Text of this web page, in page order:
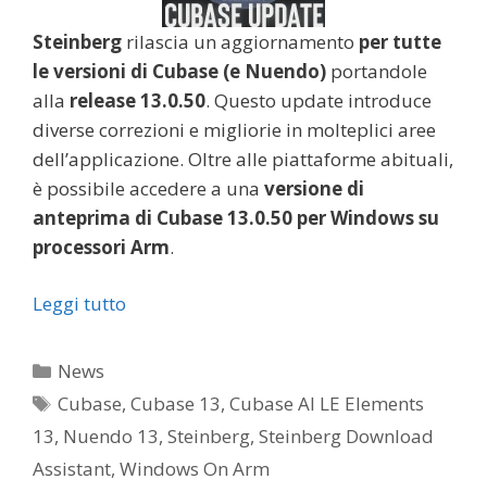
Steinberg rilascia un aggiornamento per tutte
le versioni di Cubase (e Nuendo) portandole
alla release 13.0.50. Questo update introduce
diverse correzioni e migliorie in molteplici aree
dell’applicazione. Oltre alle piattaforme abituali,
è possibile accedere a una versione di
anteprima di Cubase 13.0.50 per Windows su
processori Arm.
Leggi tutto
Categorie
News
Tag
Cubase,Cubase 13,Cubase AI LE Elements
13, Nuendo 13, Steinberg, Steinberg Download
Assistant, Windows On Arm